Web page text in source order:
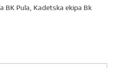
BK Pula, Kadetska ekipa Bk